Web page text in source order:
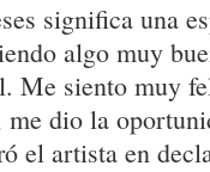
significa una
algo muy
Me siento muy
dio la
el artista en